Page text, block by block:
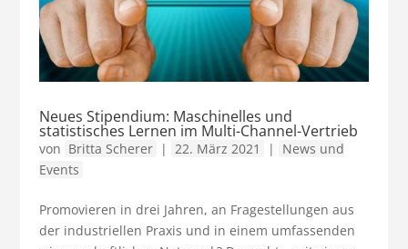
Neues Stipendium: Maschinelles und
statistisches Lernen im Multi-Channel-Vertrieb
von Britta Scherer | 22. März 2021 |
News und
Events
Promovieren in drei Jahren, an Fragestellungen aus
der industriellen Praxis und in einem umfassenden